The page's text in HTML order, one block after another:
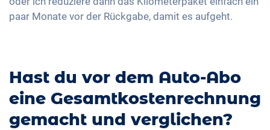
paar Monate vor der Rückgabe, damit es aufgeht.
Hast du vor dem Auto-Abo
eine Gesamtkostenrechnung
gemacht und verglichen?